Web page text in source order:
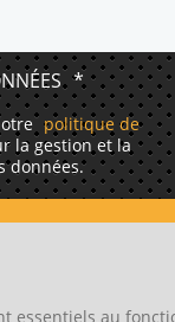
*
politique de
la gestion et la
données.
essentiels au